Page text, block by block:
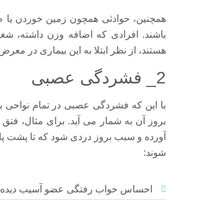
همچنین، حوادثی همچون زمین خوردن یا
باشند. افرادی که اضافه وزن داشته،
هستند، از نظر ابتلا به این بیماری در
2_ فشردگی عصبی
با این که فشردگی عصبی در تمام نواحی
بروز آن به شمار می آید. برای مثال،
آورده و سبب بروز دردی شود که تا پشت
شوند:
احساس خواب رفتگی عضو آسیب